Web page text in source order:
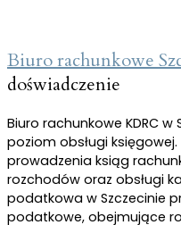
Biuro rachunkowe
doświadczenie
Biuro rachunkowe KDRC
poziom obsługi księgowej.
prowadzenia ksiąg
rozchodów oraz obsługi
podatkowa w Szczecinie
podatkowe, obejmujące